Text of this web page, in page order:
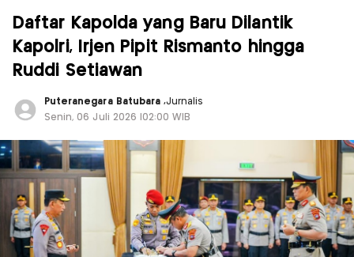
Daftar Kapolda yang Baru Dilantik
Kapolri, Irjen Pipit Rismanto hingga
Ruddi Setiawan
Puteranegara Batubara,Jurnalis
Senin, 06 Juli 2026 |02:00 WIB